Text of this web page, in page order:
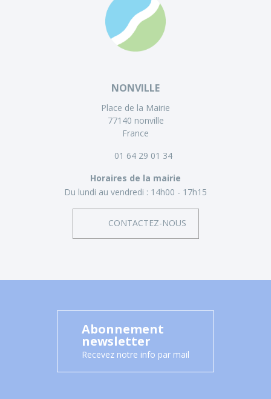
NONVILLE
Place de la Mairie
77140 nonville
France
01 64 29 01 34
Horaires de la mairie
Du lundi au vendredi : 14h00 - 17h15
CONTACTEZ-NOUS
Abonnement
newsletter
Recevez notre info par mail